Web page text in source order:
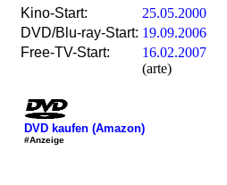
Kino-Start:
25.05.2000
DVD/Blu-ray-Start: 19.09.2006
Free-TV-Start:
16.02.2007
(arte)
DVD kaufen (Amazon)
#Anzeige